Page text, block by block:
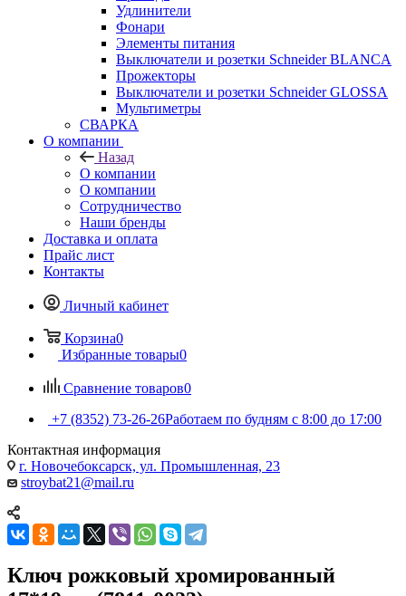
Удлинители
Фонари
Элементы питания
Выключатели и розетки Schneider BLANCA
Прожекторы
Выключатели и розетки Schneider GLOSSA
Мультиметры
СВАРКА
О компании
Назад
О компании
О компании
Сотрудничество
Наши бренды
Доставка и оплата
Прайс лист
Контакты
Личный кабинет
Корзина0
Избранные товары0
Сравнение товаров0
+7 (8352) 73-26-26Работаем по будням с 8:00 до 17:00
Контактная информация
г. Новочебоксарск, ул. Промышленная, 23
stroybat21@mail.ru
Ключ рожковый хромированный